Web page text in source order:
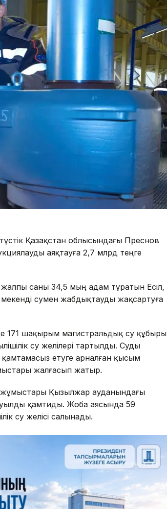
Қазақстан облысындағы Преснов
аяқтауға 2,7 млрд теңге
саны 34,5 мың адам тұратын Есіл,
сумен жабдықтауды жақсартуға
171 шақырым магистральдық су құбыры
су желілері тартылды. Суды
етуге арналған қысым
жалғасып жатыр.
Қызылжар ауданындағы
қамтиды. Жоба аясында 59
су желісі салынады.